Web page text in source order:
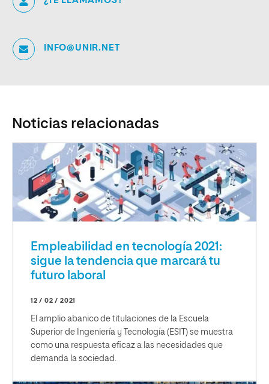
INFO@UNIR.NET
Noticias relacionadas
Empleabilidad en tecnología 2021:
sigue la tendencia que marcará tu
futuro laboral
12 / 02 / 2021
El amplio abanico de titulaciones de la Escuela
Superior de Ingeniería y Tecnología (ESIT) se muestra
como una respuesta eficaz a las necesidades que
demanda la sociedad.